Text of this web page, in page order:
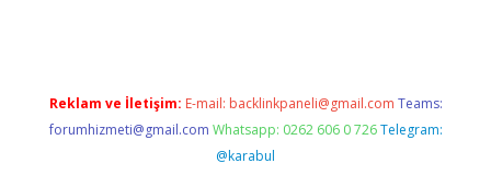
Reklam ve İletişim: E-mail: backlinkpaneli@gmail.com Teams:
forumhizmeti@gmail.com Whatsapp: 0262 606 0 726 Telegram:
@karabul